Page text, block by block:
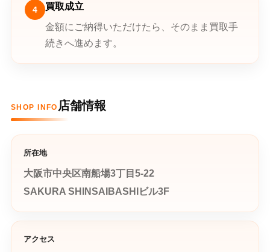
4
買取成立
金額にご納得いただけたら、そのまま買取手
続きへ進めます。
SHOP INFO 店舗情報
所在地
大阪市中央区南船場3丁目5-22
SAKURA SHINSAIBASHIビル3F
アクセス